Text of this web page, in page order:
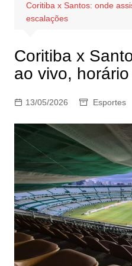
Coritiba x Santos: onde
escalações
Coritiba x
ao vivo,
13/05/2026 Esportes